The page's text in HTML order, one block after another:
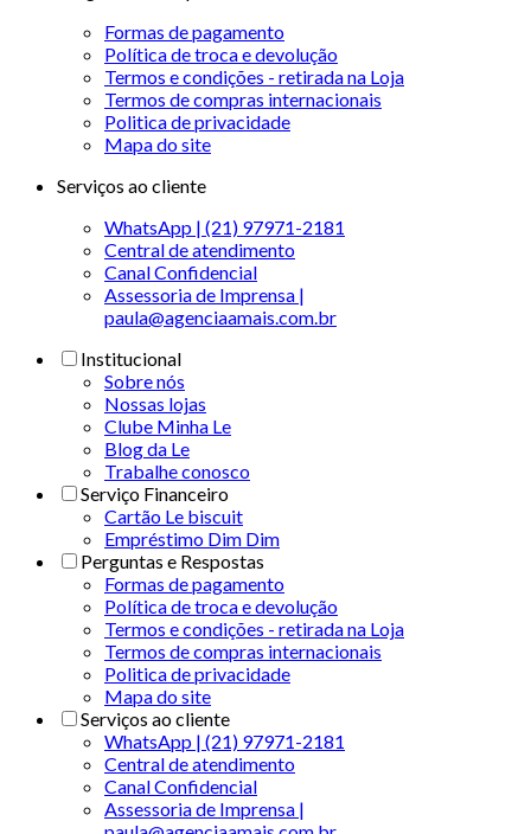
Formas de pagamento
Política de troca e devolução
Termos e condições - retirada na Loja
Termos de compras internacionais
Politica de privacidade
Mapa do site
Serviços ao cliente
WhatsApp | (21) 97971-2181
Central de atendimento
Canal Confidencial
Assessoria de Imprensa |
paula@agenciaamais.com.br
Institucional
Sobre nós
Nossas lojas
Clube Minha Le
Blog da Le
Trabalhe conosco
Serviço Financeiro
Cartão Le biscuit
Empréstimo Dim Dim
Perguntas e Respostas
Formas de pagamento
Política de troca e devolução
Termos e condições - retirada na Loja
Termos de compras internacionais
Politica de privacidade
Mapa do site
Serviços ao cliente
WhatsApp | (21) 97971-2181
Central de atendimento
Canal Confidencial
Assessoria de Imprensa |